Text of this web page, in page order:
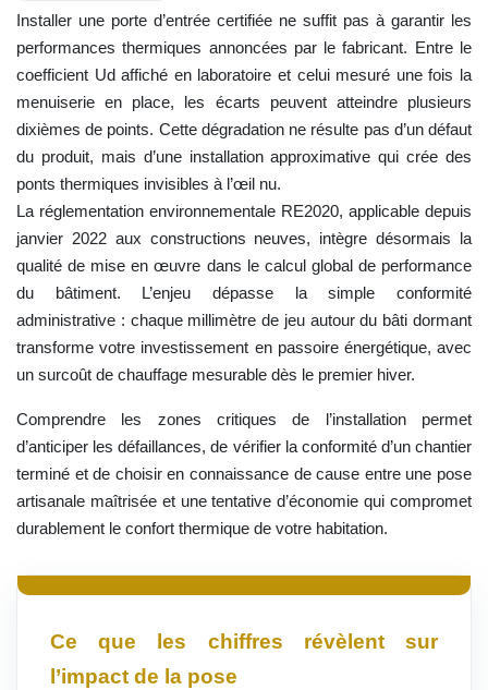
Installer une porte d’entrée certifiée ne suffit pas à garantir les
performances thermiques annoncées par le fabricant. Entre le
coefficient Ud affiché en laboratoire et celui mesuré une fois la
menuiserie en place, les écarts peuvent atteindre plusieurs
dixièmes de points. Cette dégradation ne résulte pas d’un défaut
du produit, mais d’une installation approximative qui crée des
ponts thermiques invisibles à l’œil nu.
La réglementation environnementale RE2020, applicable depuis
janvier 2022 aux constructions neuves, intègre désormais la
qualité de mise en œuvre dans le calcul global de performance
du bâtiment. L’enjeu dépasse la simple conformité
administrative : chaque millimètre de jeu autour du bâti dormant
transforme votre investissement en passoire énergétique, avec
un surcoût de chauffage mesurable dès le premier hiver.
Comprendre les zones critiques de l’installation permet
d’anticiper les défaillances, de vérifier la conformité d’un chantier
terminé et de choisir en connaissance de cause entre une pose
artisanale maîtrisée et une tentative d’économie qui compromet
durablement le confort thermique de votre habitation.
Ce que les chiffres révèlent sur
l’impact de la pose